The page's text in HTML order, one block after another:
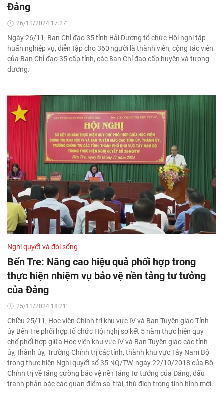
Đảng
26/11/2024 17:27'
Ngày 26/11, Ban Chỉ đạo 35 tỉnh Hải Dương tổ chức Hội nghị tập
huấn nghiệp vụ, diễn tập cho 360 người là thành viên, cộng tác viên
của Ban Chỉ đạo 35 cấp tỉnh, các Ban Chỉ đạo cấp huyện và tương
đương.
Nghị quyết và đời sống
Bến Tre: Nâng cao hiệu quả phối hợp trong
thực hiện nhiệm vụ bảo vệ nền tảng tư tưởng
của Đảng
25/11/2024 18:21'
Chiều 25/11, Học viện Chính trị khu vực IV và Ban Tuyên giáo Tỉnh
ủy Bến Tre phối hợp tổ chức Hội nghị sơ kết 5 năm thực hiện quy
chế phối hợp giữa Học viện khu vực IV và Ban Tuyên giáo các tỉnh
ủy, thành ủy, Trường Chính trị các tỉnh, thành khu vực Tây Nam Bộ
trong thực hiện Nghị quyết số 35-NQ/TW, ngày 22/10/2018 của Bộ
Chính trị về tăng cường bảo vệ nền tảng tư tưởng của Đảng, đấu
tranh phản bác các quan điểm sai trái, thù địch trong tình hình mới.